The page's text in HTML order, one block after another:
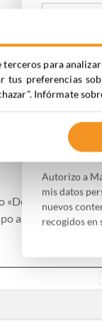
in”
op-in”,
a Salesforce.
Acepto la
Autorizo a
mis datos
nuevos
recogidos en
terceros para
tus preferencias
Infórmate